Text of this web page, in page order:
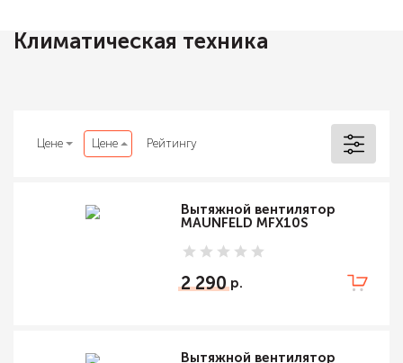
Климатическая техника
Цене Цене Рейтингу
Вытяжной вентилятор
MAUNFELD MFX10S
2 290
Вытяжной вентилятор